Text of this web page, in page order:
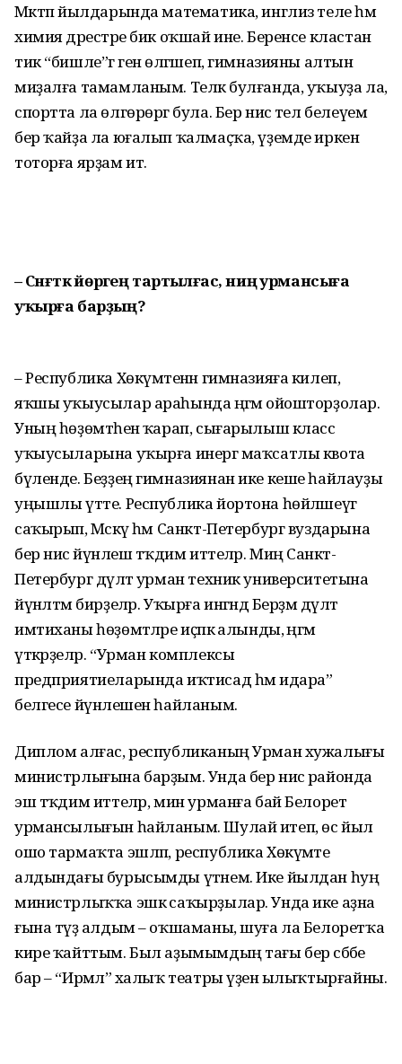
Мәктәп йылдарында математика, инглиз теле һәм
химия дәрестәре бик оҡшай ине. Беренсе кластан
тик “бишле”гә генә өлгәшеп, гимназияны алтын
миҙалға тамамланым. Теләк булғанда, уҡыуҙа ла,
спортта ла өлгөрөргә була. Бер нисә тел белеүем
бер ҡайҙа ла юғалып ҡалмаҫҡа, үҙемде иркен
тоторға ярҙам итә.
– Сәнғәткә йөрәгең тартылғас, ниңә урмансыға
уҡырға барҙың?
– Республика Хөкүмәтенән гимна­зияға килеп,
яҡшы уҡыусылар араһында әңгәмә ойошторҙолар.
Уның һөҙөмтәһенә ҡарап, сығарылыш класс
уҡыусыларына уҡырға инергә маҡсатлы квота
бүленде. Беҙҙең гимназиянан ике кеше һайлауҙы
уңышлы үтте. Республика йортона һөйләшеүгә
саҡырып, Мәскәү һәм Санкт-Петербург вуздарына
бер нисә йүнәлеш тәҡдим иттеләр. Миңә Санкт-
Петербург дәүләт урман техник университетына
йүнәлтмә бирҙеләр. Уҡырға ингәндә Берҙәм дәүләт
имтиханы һөҙөмтәләре иҫәпкә алынды, әңгәмә
үткәрҙеләр. “Урман комплексы
предприятиеларында иҡтисад һәм идара”
белгесе йүнәлешен һайланым.
Диплом алғас, республиканың Урман хужалығы
министрлығына барҙым. Унда бер нисә районда
эш тәҡдим иттеләр, мин урманға бай Белорет
урмансылығын һайланым. Шулай итеп, өс йыл
ошо тармаҡта эшләп, республика Хөкүмәте
алдындағы бурысымды үтәнем. Ике йылдан һуң
министрлыҡҡа эшкә саҡыр­ҙылар. Унда ике аҙна
ғына түҙә алдым – оҡшаманы, шуға ла Белоретҡа
кире ҡайттым. Был аҙымымдың тағы бер сәбәбе
бар – “Ирәмәл” халыҡ театры үҙенә ылыҡтырғайны.